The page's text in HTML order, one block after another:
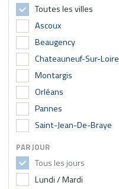
Toutes les villes
Ascoux
Beaugency
Chateauneuf-Sur-Loire
Montargis
Orléans
Pannes
Saint-Jean-De-Braye
PAR JOUR
Tous les jours
Lundi / Mardi